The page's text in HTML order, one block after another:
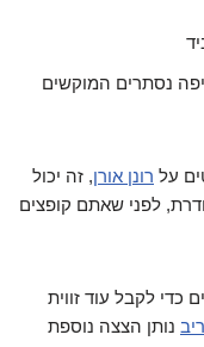
נסתרים המוקשים
על רונן אורן, זה יכול
לפני שאתם קופצים
כדי לקבל עוד זווית
נותן הצצה נוספת